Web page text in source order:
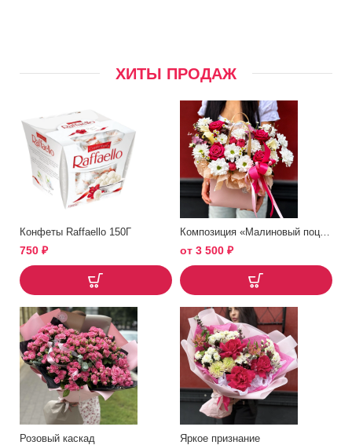
ХИТЫ ПРОДАЖ
Конфеты Raffaello 150Г
750 ₽ от 3 500 ₽
Розовый каскад Яркое признание